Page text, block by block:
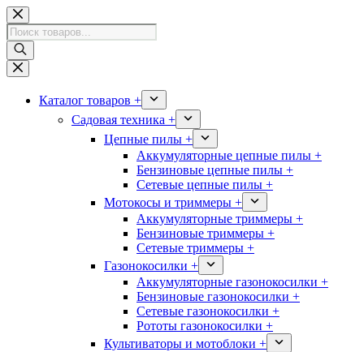
Перейти
к
сути
Поиск
товаров
Каталог товаров +
Садовая техника +
Цепные пилы +
Аккумуляторные цепные пилы +
Бензиновые цепные пилы +
Сетевые цепные пилы +
Мотокосы и триммеры +
Аккумуляторные триммеры +
Бензиновые триммеры +
Сетевые триммеры +
Газонокосилки +
Аккумуляторные газонокосилки +
Бензиновые газонокосилки +
Сетевые газонокосилки +
Рототы газонокосилки +
Культиваторы и мотоблоки +